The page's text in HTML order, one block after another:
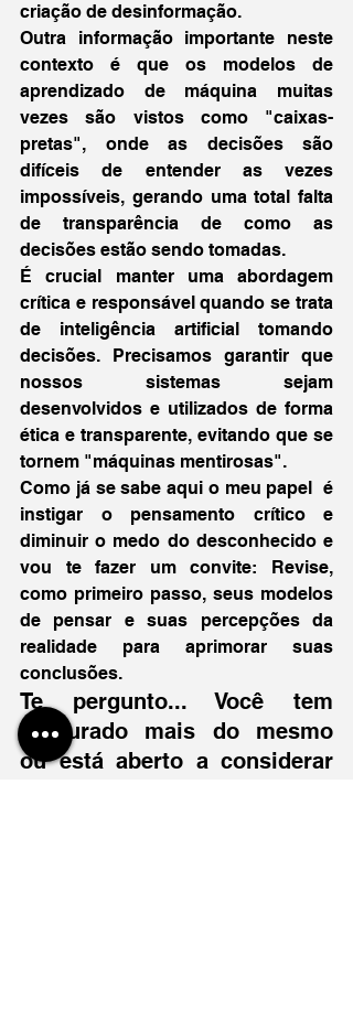
criação de desinformação.
Outra informação importante neste
contexto é que os modelos de
aprendizado de máquina muitas
vezes são vistos como "caixas-
pretas", onde as decisões são
difíceis de entender as vezes
impossíveis, gerando uma total falta
de transparência de como as
decisões estão sendo tomadas.
É crucial manter uma abordagem
crítica e responsável quando se trata
de inteligência artificial tomando
decisões. Precisamos garantir que
nossos sistemas sejam
desenvolvidos e utilizados de forma
ética e transparente, evitando que se
tornem "máquinas mentirosas".
Como já se sabe aqui o meu papel  é
instigar o pensamento crítico e
diminuir o medo do desconhecido e
vou te fazer um convite: Revise,
como primeiro passo, seus modelos
de pensar e suas percepções da
realidade para aprimorar suas
conclusões.
Te pergunto... Você tem
procurado mais do mesmo
ou está aberto a considerar